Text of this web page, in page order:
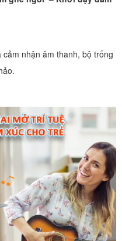
nhận âm thanh, bộ trống